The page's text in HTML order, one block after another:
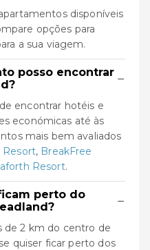
disponíveis
opções para
a sua viagem.
posso encontrar −
encontrar hotéis e
económicas até às
mais bem avaliados
Resort, BreakFree
Resort.
perto do
−
de 2 km do centro de
quiser ficar perto dos